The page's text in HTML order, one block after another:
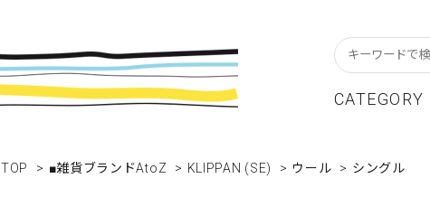
CATEGORY
ポスターフレーム カレンダー
雑貨ブランドAtoZ アパレルブランドAtoZ
New In Staff Blog
TOP > ■雑貨ブランドAtoZ > KLIPPAN (SE) > ウール > シングル